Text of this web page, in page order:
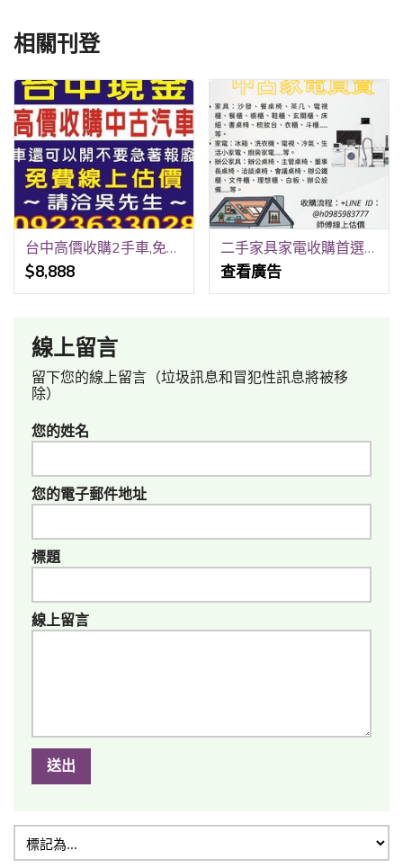
相關刊登
台中高價收購2手車,免費線上報價,到府收購,請洽0923-633028吳先生
$8,888
二手家具家電收購首選LINE傳照片立即估價0985-983-777
查看廣告
線上留言
留下您的線上留言（垃圾訊息和冒犯性訊息將被移
除）
您的姓名
您的電子郵件地址
標題
線上留言
送出